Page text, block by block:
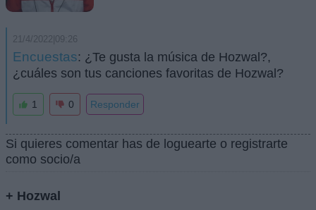
21/4/2022|09:26
Encuestas: ¿Te gusta la música de Hozwal?,
¿cuáles son tus canciones favoritas de Hozwal?
1 0 Responder
Si quieres comentar has de loguearte o registrarte
como socio/a
+ Hozwal